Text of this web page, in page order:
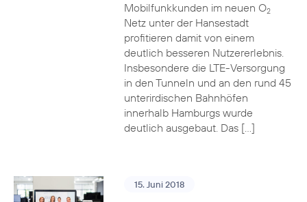
Mobilfunkkunden im neuen O2
Netz unter der Hansestadt
profitieren damit von einem
deutlich besseren Nutzererlebnis.
Insbesondere die LTE-Versorgung
in den Tunneln und an den rund 45
unterirdischen Bahnhöfen
innerhalb Hamburgs wurde
deutlich ausgebaut. Das […]
15. Juni 2018